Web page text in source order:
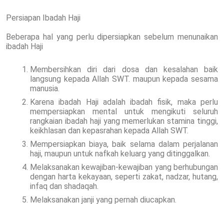
Persiapan Ibadah Haji
Beberapa hal yang perlu dipersiapkan sebelum menunaikan
ibadah Haji
Membersihkan diri dari dosa dan kesalahan baik
langsung kepada Allah SWT. maupun kepada sesama
manusia.
Karena ibadah Haji adalah ibadah fisik, maka perlu
mempersiapkan mental untuk mengikuti seluruh
rangkaian ibadah haji yang memerlukan stamina tinggi,
keikhlasan dan kepasrahan kepada Allah SWT.
Mempersiapkan biaya, baik selama dalam perjalanan
haji, maupun untuk nafkah keluarg yang ditinggalkan.
Melaksanakan kewajiban-kewajiban yang berhubungan
dengan harta kekayaan, seperti zakat, nadzar, hutang,
infaq dan shadaqah.
Melaksanakan janji yang pernah diucapkan.